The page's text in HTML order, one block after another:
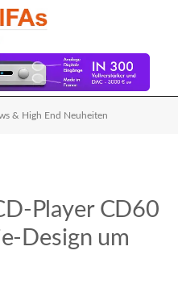
& High End Neuheiten
Player CD60
Design um